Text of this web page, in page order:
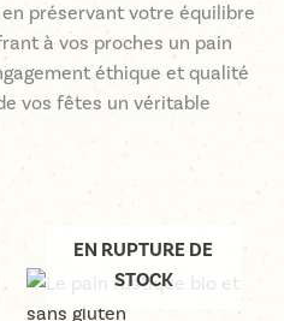
préservant votre équilibre
à vos proches un pain
éthique et qualité
vos fêtes un véritable
EN RUPTURE DE
STOCK